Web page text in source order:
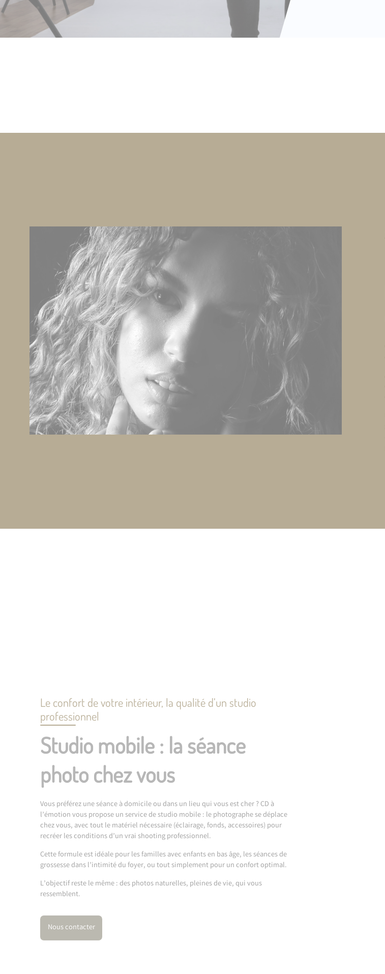
Le confort de votre intérieur, la qualité d’un studio
professionnel
Studio mobile : la séance
photo chez vous
Vous préférez une séance à domicile ou dans un lieu qui vous est cher ? CD à
l’émotion vous propose un service de studio mobile : le photographe se déplace
chez vous, avec tout le matériel nécessaire (éclairage, fonds, accessoires) pour
recréer les conditions d’un vrai shooting professionnel.
Cette formule est idéale pour les familles avec enfants en bas âge, les séances de
grossesse dans l’intimité du foyer, ou tout simplement pour un confort optimal.
L’objectif reste le même : des photos naturelles, pleines de vie, qui vous
ressemblent.
Nous contacter